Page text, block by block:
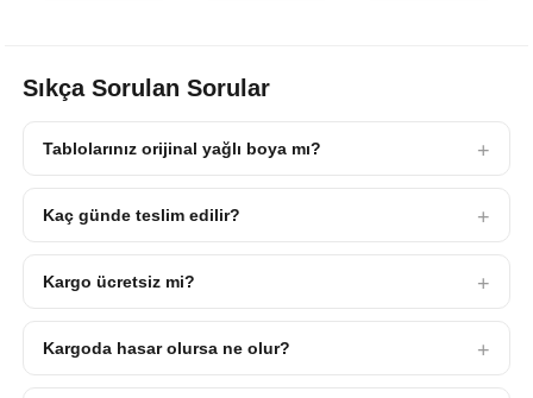
Sıkça Sorulan Sorular
Tablolarınız orijinal yağlı boya mı?
Kaç günde teslim edilir?
Kargo ücretsiz mi?
Kargoda hasar olursa ne olur?